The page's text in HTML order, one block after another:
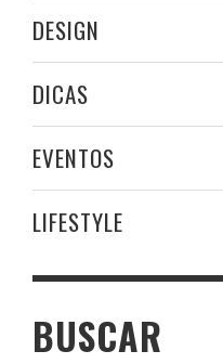
DESIGN
DICAS
EVENTOS
LIFESTYLE
BUSCAR